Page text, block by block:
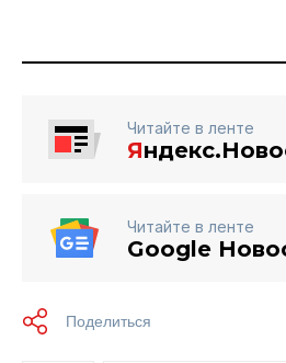
Читайте в ленте
Я
Читайте в ленте
Google